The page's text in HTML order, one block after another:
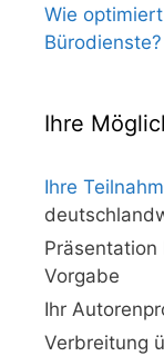
Wie
Bürodienste?
Ihre
Ihre
Präsentation
Vorgabe
Ihr
Verbreitung